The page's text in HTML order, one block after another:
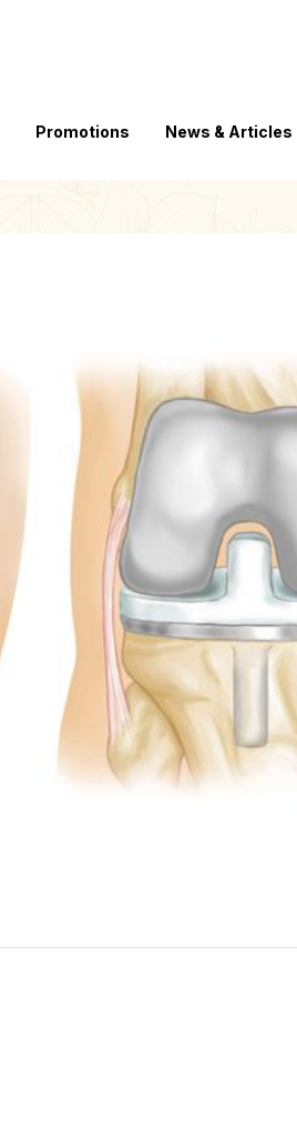
Promotions News & Articles